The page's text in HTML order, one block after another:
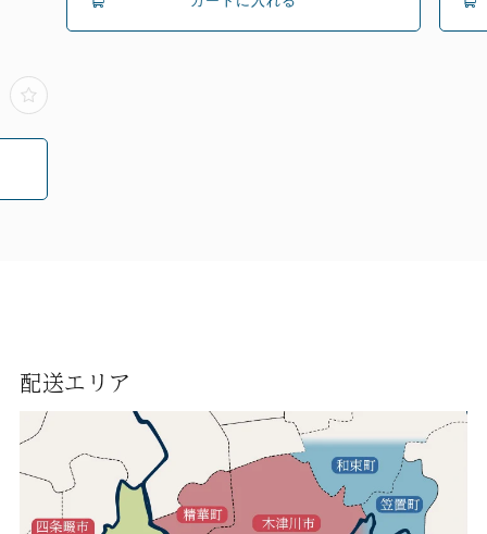
配送エリア